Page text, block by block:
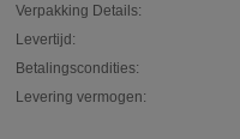
Verpakking Details:
Levertijd:
Betalingscondities:
Levering vermogen: